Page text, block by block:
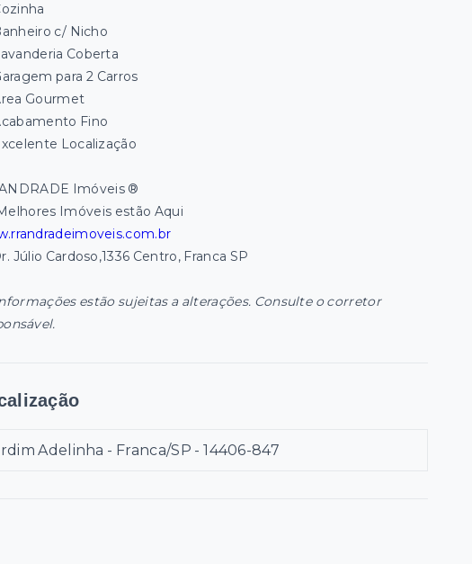
c/ Nicho
Coberta
para 2 Carros
Gourmet
Fino
Localização
Imóveis ®
Imóveis estão Aqui
Júlio Cardoso,1336 Centro, Franca SP
estão sujeitas a alterações. Consulte o corretor
Adelinha - Franca/SP - 14406-847